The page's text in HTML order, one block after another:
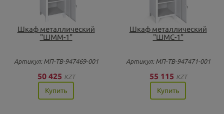
Шкаф металлический
"ШММ-1"
Артикул: МП-ТВ-947469-001
50 425 KZT
Купить
Шкаф металлический
"ШМС-1"
Артикул: МП-ТВ-947471-001
55 115 KZT
Купить